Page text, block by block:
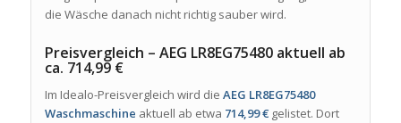
die Wäsche danach nicht richtig sauber wird.
Preisvergleich – AEG LR8EG75480 aktuell ab
ca. 714,99 €
Im Idealo-Preisvergleich wird die AEG LR8EG75480
Waschmaschine aktuell ab etwa 714,99 €gelistet. Dort